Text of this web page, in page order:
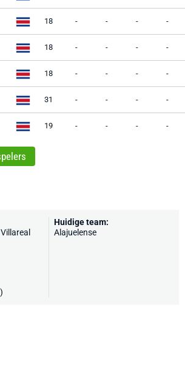
18 - - - -
18 - - - -
18 - - - -
31 - - - -
19 - - - -
Huidige team:
Alajuelense